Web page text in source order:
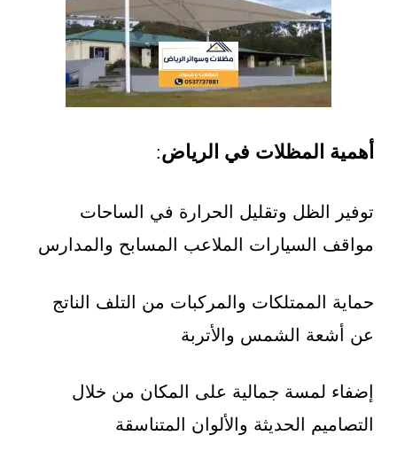
أهمية المظلات في الرياض:
توفير الظل وتقليل الحرارة في الساحات
مواقف السيارات الملاعب المسابح والمدارس
حماية الممتلكات والمركبات من التلف الناتج
عن أشعة الشمس والأتربة
إضفاء لمسة جمالية على المكان من خلال
التصاميم الحديثة والألوان المتناسقة